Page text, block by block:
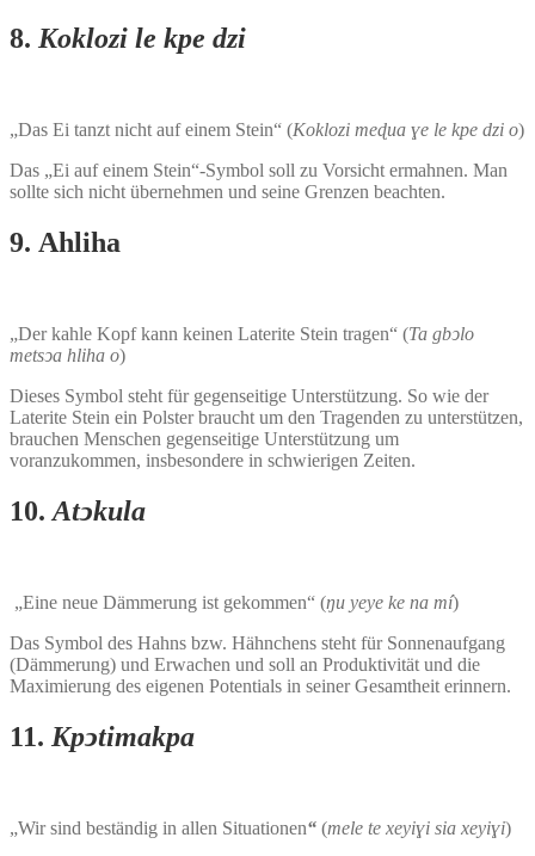
8. Koklozi le kpe dzi
„Das Ei tanzt nicht auf einem Stein“ (Koklozi meɖua ɣe le kpe dzi o)
Das „Ei auf einem Stein“-Symbol soll zu Vorsicht ermahnen. Man
sollte sich nicht übernehmen und seine Grenzen beachten.
9. Ahliha
„Der kahle Kopf kann keinen Laterite Stein tragen“ (Ta gbͻlo
metsͻa hliha o)
Dieses Symbol steht für gegenseitige Unterstützung. So wie der
Laterite Stein ein Polster braucht um den Tragenden zu unterstützen,
brauchen Menschen gegenseitige Unterstützung um
voranzukommen, insbesondere in schwierigen Zeiten.
10. Atͻkula
„Eine neue Dämmerung ist gekommen“ (ŋu yeye ke na mí)
Das Symbol des Hahns bzw. Hähnchens steht für Sonnenaufgang
(Dämmerung) und Erwachen und soll an Produktivität und die
Maximierung des eigenen Potentials in seiner Gesamtheit erinnern.
11. Kpͻtimakpa
„Wir sind beständig in allen Situationen“ (mele te xeyiɣi sia xeyiɣi)